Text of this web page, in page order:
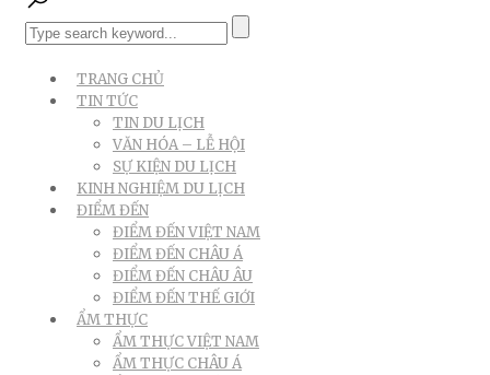
TRANG CHỦ
TIN TỨC
TIN DU LỊCH
VĂN HÓA – LỄ HỘI
SỰ KIỆN DU LỊCH
KINH NGHIỆM DU LỊCH
ĐIỂM ĐẾN
ĐIỂM ĐẾN VIỆT NAM
ĐIỂM ĐẾN CHÂU Á
ĐIỂM ĐẾN CHÂU ÂU
ĐIỂM ĐẾN THẾ GIỚI
ẨM THỰC
ẨM THỰC VIỆT NAM
ẨM THỰC CHÂU Á